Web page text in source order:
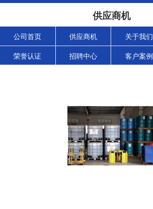
供应商机
公司首页 供应商机 关于我们
荣誉认证 招聘中心 客户案例